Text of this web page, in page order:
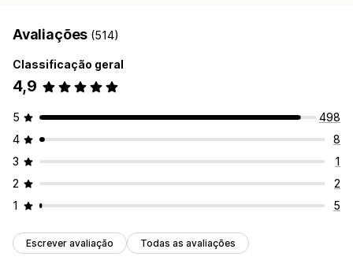
Avaliações (514)
Classificação geral
4,9
5
498
4
8
3
1
2
2
1
5
Escrever avaliação Todas as avaliações